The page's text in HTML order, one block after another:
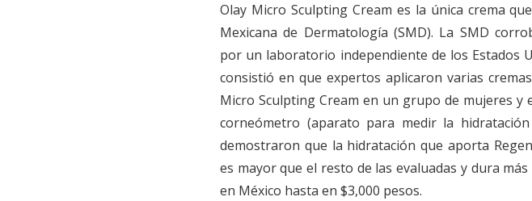
Olay Micro Sculpting Cream es la única crema
Mexicana de Dermatología (SMD). La SMD
por un laboratorio independiente de los Estados
consistió en que expertos aplicaron varias
Micro Sculpting Cream en un grupo de mujeres y
corneómetro (aparato para medir la
demostraron que la hidratación que aporta
es mayor que el resto de las evaluadas y dura
en México hasta en $3,000 pesos.